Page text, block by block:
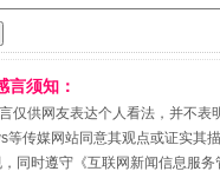
言须知：
仅供网友表达个人看法，并不
传媒网站同意其观点或证实其
同时遵守《互联网新闻信息服务